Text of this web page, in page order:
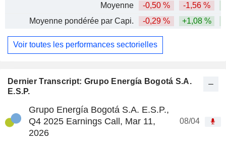
Dernier Transcript: Grupo Energía Bogotá S.A.
E.S.P.
Grupo Energía Bogotá S.A. E.S.P.,
Q4 2025 Earnings Call, Mar 11,
2026
08/04
Moyenne
-0,50 % -1,56 %
Moyenne pondérée par Capi.
-0,29 % +1,08 %
Voir toutes les performances sectorielles